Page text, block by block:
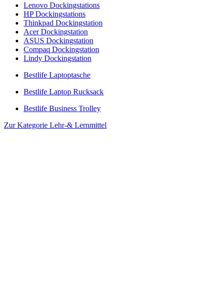
Lenovo Dockingstations
HP Dockingstations
Thinkpad Dockingstation
Acer Dockingstation
ASUS Dockingstation
Compaq Dockingstation
Lindy Dockingstation
Bestlife Laptoptasche
Bestlife Laptop Rucksack
Bestlife Business Trolley
Zur Kategorie Lehr-& Lernmittel